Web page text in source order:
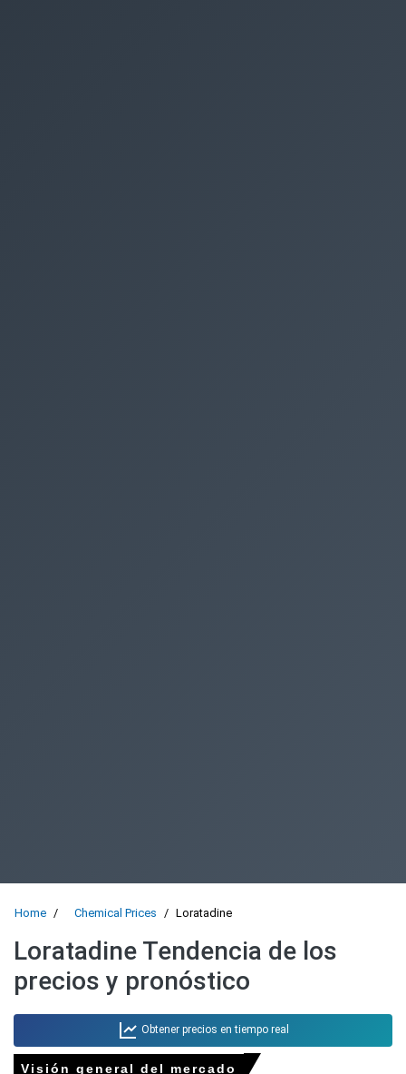
Home Chemical Prices Loratadine
Loratadine Tendencia de los
precios y pronóstico
Obtener precios en tiempo real
Visión general del mercado